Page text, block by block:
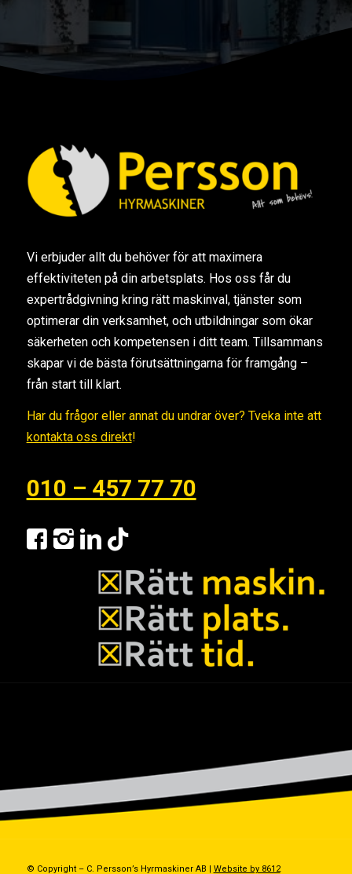
Vi erbjuder allt du behöver för att maximera
effektiviteten på din arbetsplats. Hos oss får du
expertrådgivning kring rätt maskinval, tjänster som
optimerar din verksamhet, och utbildningar som ökar
säkerheten och kompetensen i ditt team. Tillsammans
skapar vi de bästa förutsättningarna för framgång –
från start till klart.
Har du frågor eller annat du undrar över? Tveka inte att
kontakta oss direkt!
010 – 457 77 70
© Copyright – C. Persson’s Hyrmaskiner AB | Website by 8612